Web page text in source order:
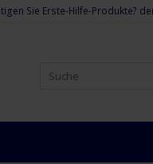
Sie Erste-Hilfe-Produkte?